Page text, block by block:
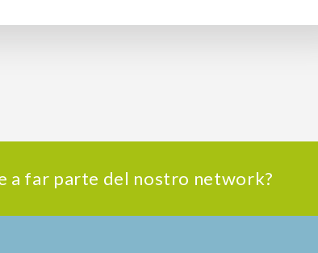
a far parte del nostro network?